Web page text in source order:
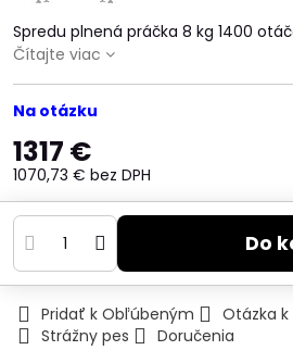
Spredu plnená práčka 8 kg 1400
Čítajte viac
Na otázku
1317 €
1070,73 € bez DPH
Do
Pridať k Obľúbeným
Otázka
Strážny pes
Doručenia